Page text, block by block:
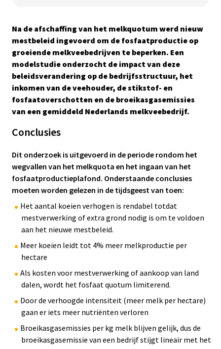
Ja(a)r(en) van onderzoek:
Statistische onderbouwing:
Het onderzoek is niet statistisch onderbouwd.
Nee
Betrouwbaarheidsscore onderbouwing
Bronnen zijn recent (modelstudie) of afkomstig uit een
breed aantal jaren (literatuurstudie en meta-analyse)
en van verschillende onderzoekers en
onderzoeksinstellingen.
Na de afschaffing van het melkquotum werd nieuw
mestbeleid ingevoerd om de fosfaatproductie op
groeiende melkveebedrijven te beperken. Een
modelstudie onderzocht de impact van deze
beleidsverandering op de bedrijfsstructuur, het
inkomen van de veehouder, de stikstof- en
fosfaatoverschotten en de broeikasgasemissies
van een gemiddeld Nederlands melkveebedrijf.
Conclusies
Dit onderzoek is uitgevoerd in de periode rondom het
wegvallen van het melkquota en het ingaan van het
fosfaatproductieplafond. Onderstaande conclusies
moeten worden gelezen in de tijdsgeest van toen:
Het aantal koeien verhogen is rendabel totdat
mestverwerking of extra grond nodig is om te voldoen
aan het nieuwe mestbeleid.
Meer koeien leidt tot 4% meer melkproductie per
hectare
Als kosten voor mestverwerking of aankoop van land
dalen, wordt het fosfaat quotum limiterend.
Door de verhoogde intensiteit (meer melk per hectare)
gaan er iets meer nutriënten verloren
Broeikasgasemissies per kg melk blijven gelijk, dus de
broeikasgasemissie van een bedrijf stijgt lineair met het